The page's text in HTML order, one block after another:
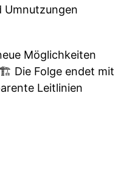
Umnutzungen
Möglichkeiten
Die Folge endet mit
Leitlinien